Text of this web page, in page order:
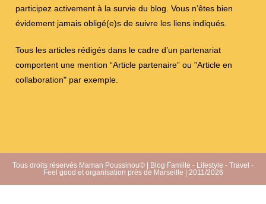
participez activement à la survie du blog. Vous n’êtes bien
évidement jamais obligé(e)s de suivre les liens indiqués.
Tous les articles rédigés dans le cadre d’un partenariat
comportent une mention “Article partenaire” ou "Article en
collaboration" par exemple.
Tous droits réservés Maman Poussinou© | Blog Famille - Lifestyle - Travel -
Feel good et organisation près de Marseille | 2011/2026